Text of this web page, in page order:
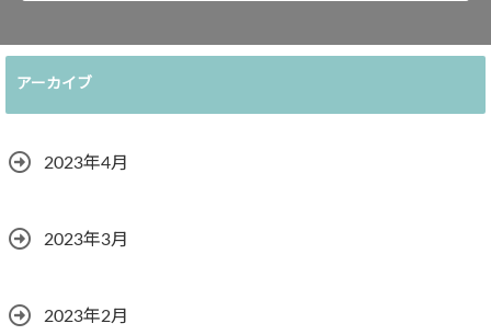
アーカイブ
2023年4月
2023年3月
2023年2月